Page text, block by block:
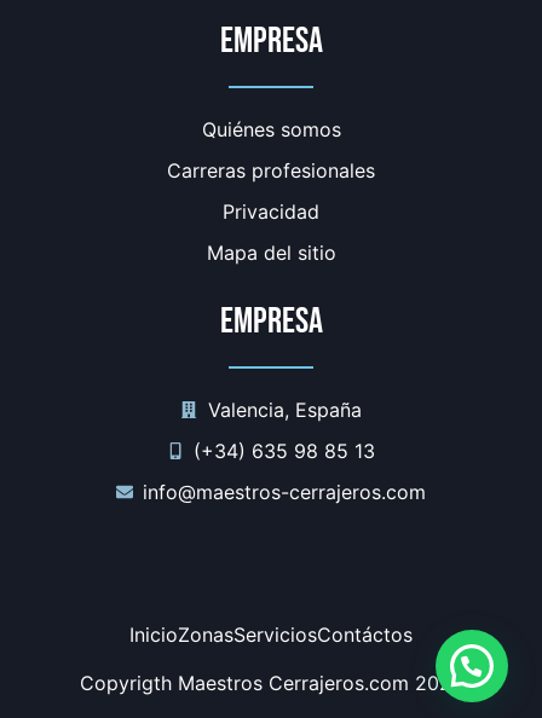
Empresa
Quiénes somos
Carreras profesionales
Privacidad
Mapa del sitio
Empresa
Valencia, España
(+34) 635 98 85 13
info@maestros-cerrajeros.com
Copyrigth Maestros Cerrajeros.com 2024
InicioZonasServiciosContáctos